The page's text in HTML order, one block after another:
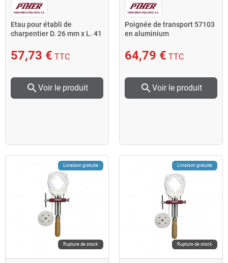
Etau pour établi de
charpentier D. 26 mm x L. 41
57,73 € TTC
search Voir le produit
Poignée de transport 57103
en aluminium
64,79 € TTC
search Voir le produit
Livraison gratuite
Rupture de stock
Livraison gratuite
Rupture de stock